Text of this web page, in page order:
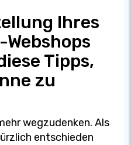
Ihres
Tipps,
zu
wegzudenken. Als
entschieden